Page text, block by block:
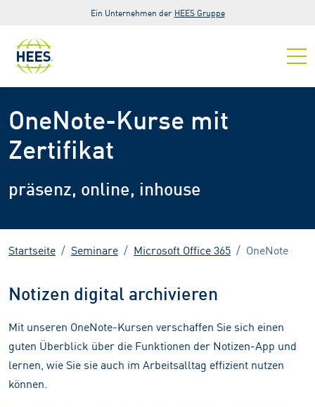
Zur Hauptnavigation springen
Zum Hauptinhalt springen
Zur Fußzeile der Seite springen
Ein Unternehmen der HEES Gruppe
OneNote-Kurse mit
Zertifikat
präsenz, online, inhouse
Startseite Seminare Microsoft Office 365 OneNote
Notizen digital archivieren
Mit unseren OneNote-Kursen verschaffen Sie sich einen
guten Überblick über die Funktionen der Notizen-App und
lernen, wie Sie sie auch im Arbeitsalltag effizient nutzen
können.